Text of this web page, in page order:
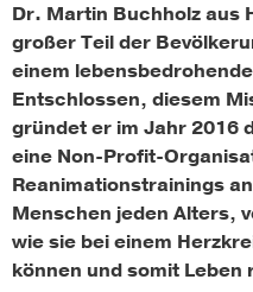
Dr. Martin Buchholz aus
großer Teilder
einem
Entschlossen, diesem
gründet er im Jahr 2016
eine Non-Profit-
Reanimationstrainings
Menschen jeden Alters,
wie sie bei einem
können und somit Leben